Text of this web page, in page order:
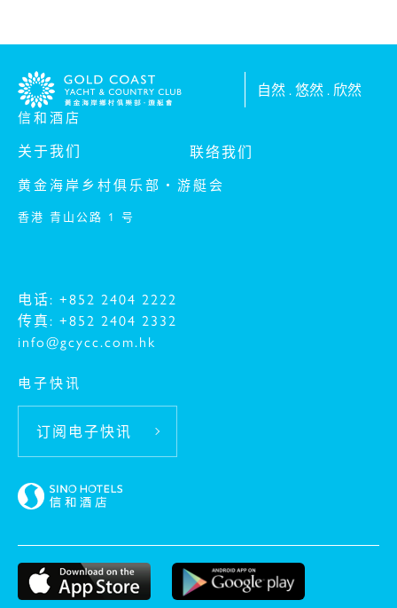
自然 . 悠然 . 欣然
信和酒店
关于我们 联络我们
黄金海岸乡村俱乐部‧游艇会
香港 青山公路 1 号
电话: +852 2404 2222
传真: +852 2404 2332
info@gcycc.com.hk
电子快讯
订阅电子快讯